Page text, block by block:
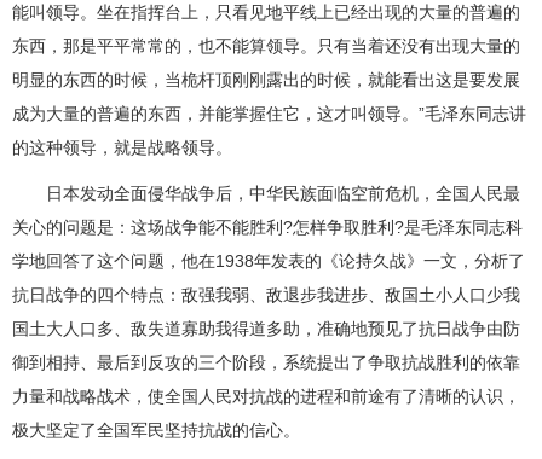
能叫领导。坐在指挥台上，只看见地平线上已经出现的大量的普遍的
东西，那是平平常常的，也不能算领导。只有当着还没有出现大量的
明显的东西的时候，当桅杆顶刚刚露出的时候，就能看出这是要发展
成为大量的普遍的东西，并能掌握住它，这才叫领导。”毛泽东同志讲
的这种领导，就是战略领导。
日本发动全面侵华战争后，中华民族面临空前危机，全国人民最
关心的问题是：这场战争能不能胜利?怎样争取胜利?是毛泽东同志科
学地回答了这个问题，他在1938年发表的《论持久战》一文，分析了
抗日战争的四个特点：敌强我弱、敌退步我进步、敌国土小人口少我
国土大人口多、敌失道寡助我得道多助，准确地预见了抗日战争由防
御到相持、最后到反攻的三个阶段，系统提出了争取抗战胜利的依靠
力量和战略战术，使全国人民对抗战的进程和前途有了清晰的认识，
极大坚定了全国军民坚持抗战的信心。